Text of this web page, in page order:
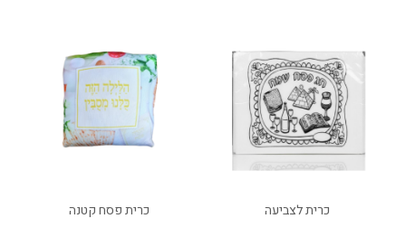
כרית לצביעה כרית פסח קטנה